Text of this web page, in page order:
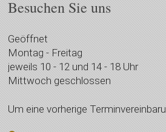
Besuchen Sie uns
Geöffnet
Montag - Freitag
jeweils 10 - 12 und 14 - 18 Uhr
Mittwoch geschlossen
Um eine vorherige